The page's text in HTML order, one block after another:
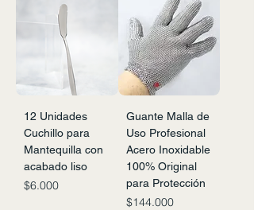
12 Unidades
Cuchillo para
Mantequilla con
acabado liso
Precio
$6.000
Guante Malla de
Uso Profesional
Acero Inoxidable
100% Original
para Protección
Precio
$144.000